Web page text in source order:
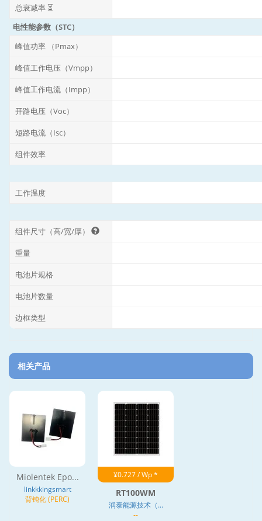
总衰减率 ⏳
电性能参数（STC）
峰值功率 （Pmax）
峰值工作电压（Vmpp）
峰值工作电流（Impp）
开路电压（Voc）
短路电流（Isc）
组件效率
工作温度
组件尺寸（高/宽/厚）
重量
电池片规格
电池片数量
边框类型
相关产品
Miolentek Epo...
linkkkingsmart
背钝化 (PERC)
¥0.727 / Wp *
RT100WM
润泰能源技术（...
--